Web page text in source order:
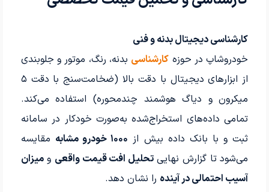
کارشناسی دیجیتال بدنه و فنی
خودروشاپ در حوزه کارشناسی بدنه، رنگ، موتور و جلوبندی
از ابزارهای دیجیتال با دقت بالا (ضخامت‌سنج با دقت ۵
میکرون و دیاگ هوشمند چندمحوره) استفاده می‌کند.
تمامی داده‌های استخراج‌شده به‌صورت خودکار در سامانه
ثبت و با بانک داده بیش از ۱۰۰۰ خودرو مشابه
مقایسه
می‌شود تا گزارش نهاییتحلیل افت قیمت واقعی ومیزان
آسیب احتمالی در آینده را نشان دهد.